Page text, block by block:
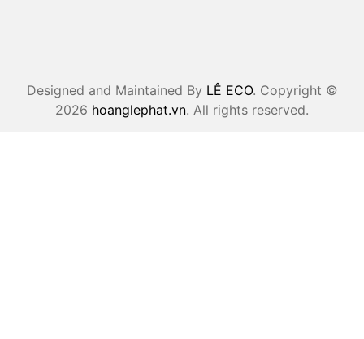
Designed and Maintained By LÊ ECO. Copyright ©
2026 hoanglephat.vn. All rights reserved.